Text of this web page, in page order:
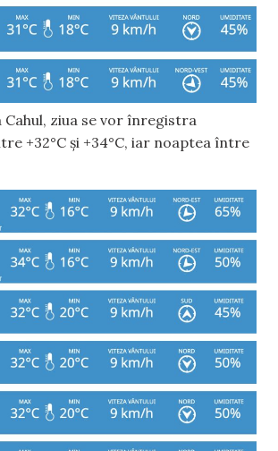
Cahul, ziua se vor înregistra
+32°C și +34°C, iar noaptea între